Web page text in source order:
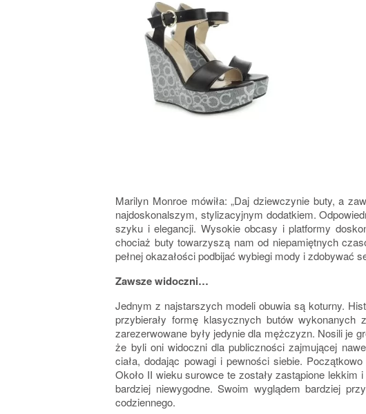
Marilyn Monroe mówiła: „Daj dziewczynie buty, a
najdoskonalszym, stylizacyjnym dodatkiem.
szyku i elegancji. Wysokie obcasy i platformy
chociaż buty towarzyszą nam od niepamiętnych
pełnej okazałości podbijać wybiegi mody i zdobywać
Zawsze widoczni…
Jednym z najstarszych modeli obuwia są koturny.
przybierały formę klasycznych butów
zarezerwowane były jedynie dla mężczyzn. Nosili je
że byli oni widoczni dla publiczności zajmującej
ciała, dodając powagi i pewności siebie.
Około II wieku surowce te zostały zastąpione
bardziej niewygodne. Swoim wyglądem bardziej
codziennego.